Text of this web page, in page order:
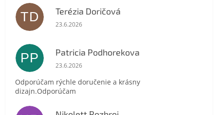
TD Terézia Doričová
Hodnotenie obchodu je 5 z 5 hviezdičiek.
23.6.2026
PP Patricia Podhorekova
Hodnotenie obchodu je 5 z 5 hviezdičiek.
23.6.2026
Odporúčam rýchle doručenie a krásny
dizajn.Odporúčam